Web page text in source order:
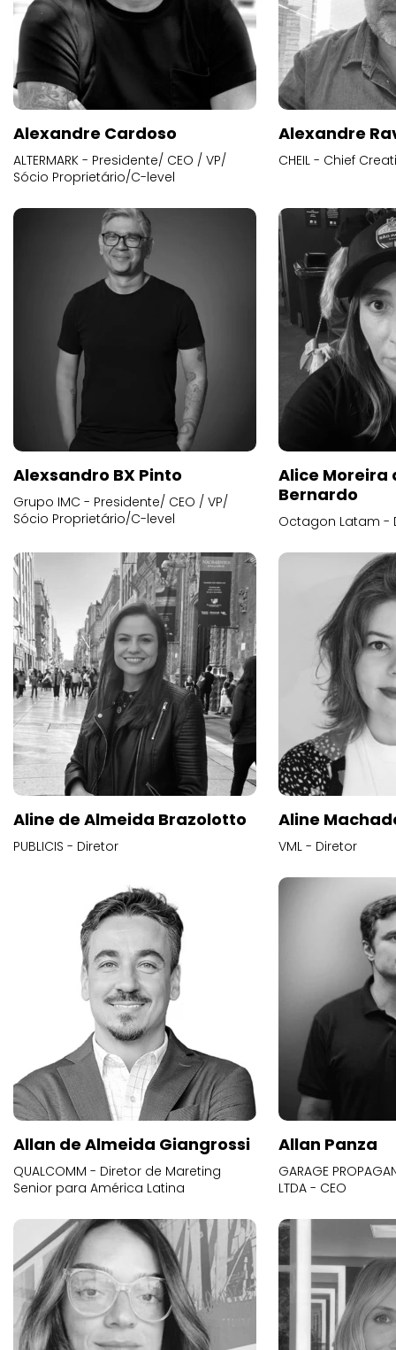
Alexandre Cardoso
ALTERMARK - Presidente/ CEO / VP/
Sócio Proprietário/C-level
Alexandre
CHEIL - Chief
Alexsandro BX Pinto
Grupo IMC - Presidente/ CEO / VP/
Sócio Proprietário/C-level
Alice
Bernardo
Octagon Latam -
Aline de Almeida Brazolotto
PUBLICIS - Diretor
Aline
VML - Diretor
Allan de Almeida Giangrossi
QUALCOMM - Diretor de Mareting
Senior para América Latina
Allan Panza
GARAGE
LTDA - CEO